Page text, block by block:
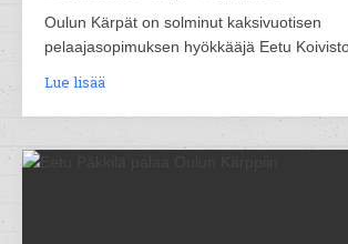
Oulun Kärpät on solminut kaksivuotisen
pelaajasopimuksen hyökkääjä Eetu
Lue lisää